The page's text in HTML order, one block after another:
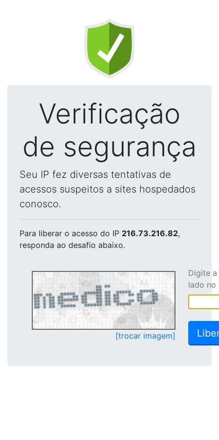
Verificação
de segurança
Seu IP fez diversas tentativas de
acessos suspeitos a sites hospedados
conosco.
Para liberar o acesso do IP 216.73.216.82,
responda ao desafio abaixo.
[trocar imagem]
Digite
lado no